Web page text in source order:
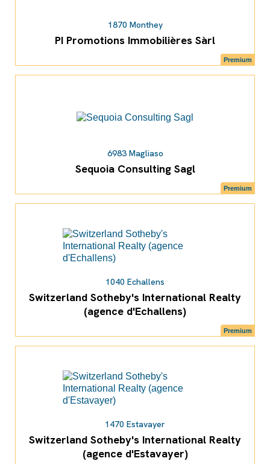
Premium
1870 Monthey
PI Promotions Immobilières Sàrl
Premium
6983 Magliaso
Sequoia Consulting Sagl
Premium
1040 Echallens
Switzerland Sotheby's International Realty
(agence d'Echallens)
1470 Estavayer
Switzerland Sotheby's International Realty
(agence d'Estavayer)